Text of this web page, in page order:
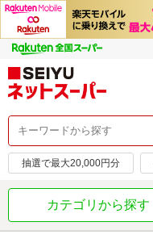
抽選で最大20,000円分
カテゴリから探す